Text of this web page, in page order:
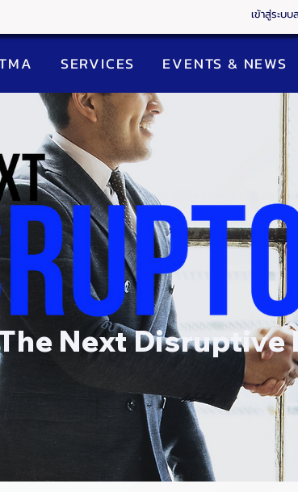
เข้าสู่ระบ
SERVICES EVENTS & NEWS
Next Disruptive